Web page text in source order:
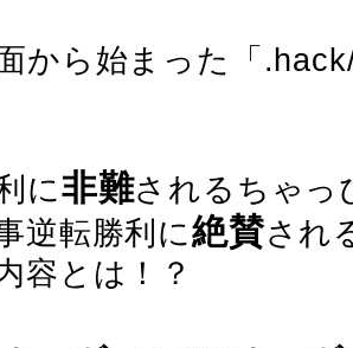
から始まった「
に非難されるちゃっ
逆転勝利に絶賛され
容とは！？